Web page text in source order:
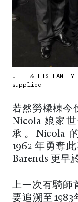
JEFF & HIS
supplied
若然勞樑棟今
Nicola 娘家
承。Nicola
1962 年勇奪
Barends 更早
上一次有騎師
要追溯至